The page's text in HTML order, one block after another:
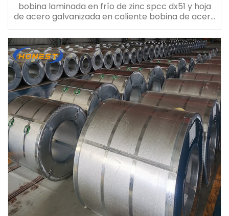
bobina laminada en frío de zinc spcc dx51 y hoja
de acero galvanizada en caliente bobina de acero
galvanizado